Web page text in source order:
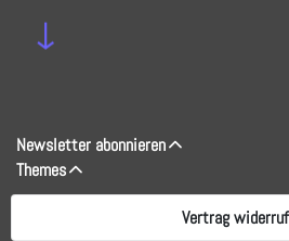
↓
Newsletter abonnieren
Themes
Vertrag